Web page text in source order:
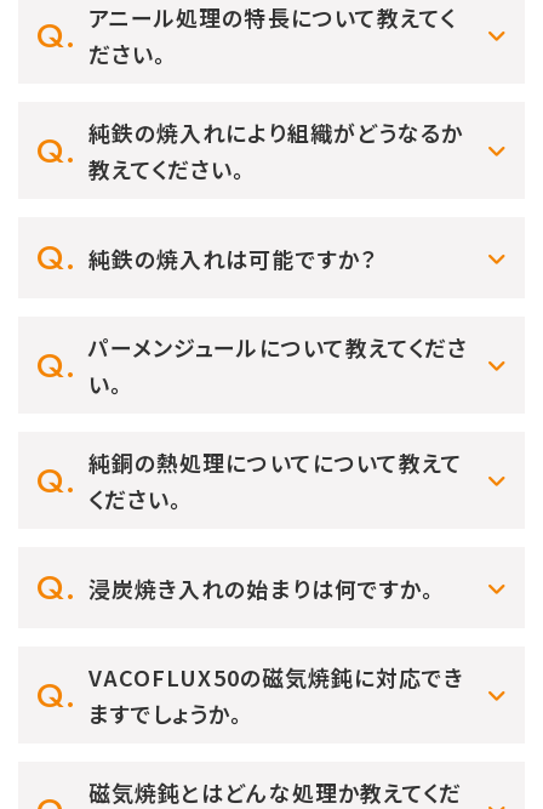
アニール処理の特長について教えてく
ださい。
純鉄の焼入れにより組織がどうなるか
教えてください。
純鉄の焼入れは可能ですか？
パーメンジュールについて教えてくださ
い。
純銅の熱処理についてについて教えて
ください。
浸炭焼き入れの始まりは何ですか。
VACOFLUX50の磁気焼鈍に対応でき
ますでしょうか。
磁気焼鈍とはどんな処理か教えてくだ